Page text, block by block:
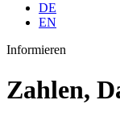
DE
EN
Informieren
Zahlen,